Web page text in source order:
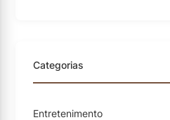
Categorias
Entretenimento